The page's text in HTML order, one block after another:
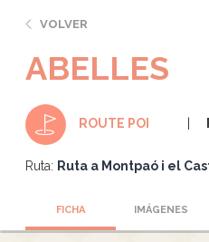
VOLVER
ABELLES
ROUTE POI
Ruta: Ruta a Montpaó i el
FICHA IMÁGENES